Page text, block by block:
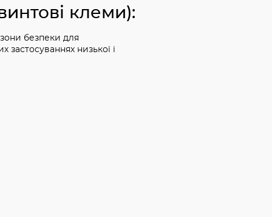
клеми):
безпеки для
застосуваннях низької і